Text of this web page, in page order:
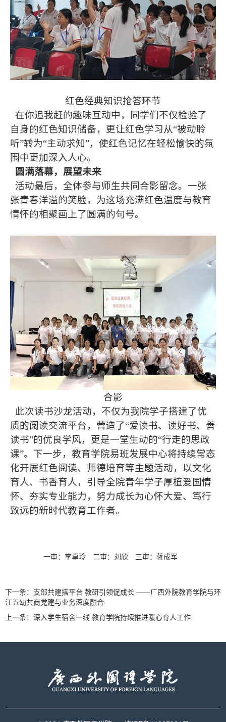
红色经典知识抢答环节
在你追我赶的趣味互动中，同学们不仅检验了
自身的红色知识储备，更让红色学习从“被动聆
听”转为“主动求知”，使红色记忆在轻松愉快的氛
围中更加深入人心。
圆满落幕，展望未来
活动最后，全体参与师生共同合影留念。一张
张青春洋溢的笑脸，为这场充满红色温度与教育
情怀的相聚画上了圆满的句号。
合影
此次读书沙龙活动，不仅为我院学子搭建了优
质的阅读交流平台，营造了“爱读书、读好书、善
读书”的优良学风，更是一堂生动的“行走的思政
课”。下一步，教育学院易班发展中心将持续常态
化开展红色阅读、师德培育等主题活动，以文化
育人、书香育人，引导全院青年学子厚植爱国情
怀、夯实专业能力，努力成长为心怀大爱、笃行
致远的新时代教育工作者。
一审：李卓玲 二审：刘欣 三审：蒋成军
下一条： 支部共建搭平台 教研引领促成长 ——广西外院教育学院与环
江五幼共商党建与业务深度融合
上一条： 深入学生宿舍一线 教育学院持续推进暖心育人工作